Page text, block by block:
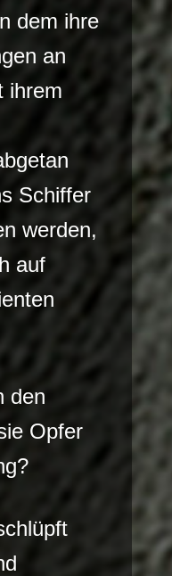
dem ihre
an
ihrem
Schiffer
werden,
auf
den
Opfer